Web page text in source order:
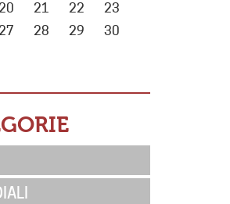
21 22
23
28 29
30